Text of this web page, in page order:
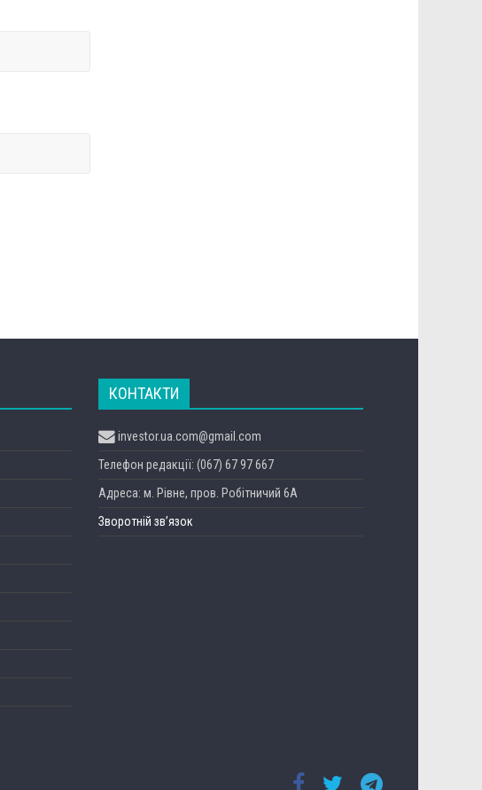
КОНТАКТИ
investor.ua.com@gmail.com
Телефон редакції: (067) 67 97 667
Адреса: м. Рівне, пров. Робітничий 6А
Зворотній зв’язок